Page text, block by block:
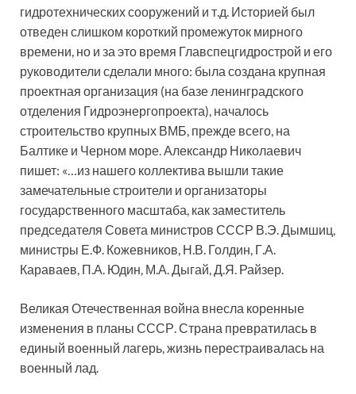
гидротехнических сооружений и т.д. Историей был
отведен слишком короткий промежуток мирного
времени, но и за это время Главспецгидрострой и его
руководители сделали много: была создана крупная
проектная организация (на базе ленинградского
отделения Гидроэнергопроекта), началось
строительство крупных ВМБ, прежде всего, на
Балтике и Черном море. Александр Николаевич
пишет: «…из нашего коллектива вышли такие
замечательные строители и организаторы
государственного масштаба, как заместитель
председателя Совета министров СССР В.Э. Дымшиц,
министры Е.Ф. Кожевников, Н.В. Голдин, Г.А.
Караваев, П.А. Юдин, М.А. Дыгай, Д.Я. Райзер.
Великая Отечественная война внесла коренные
изменения в планы СССР. Страна превратилась в
единый военный лагерь, жизнь перестраивалась на
военный лад.